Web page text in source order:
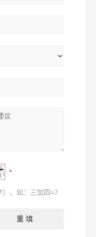
），如：三加四=7